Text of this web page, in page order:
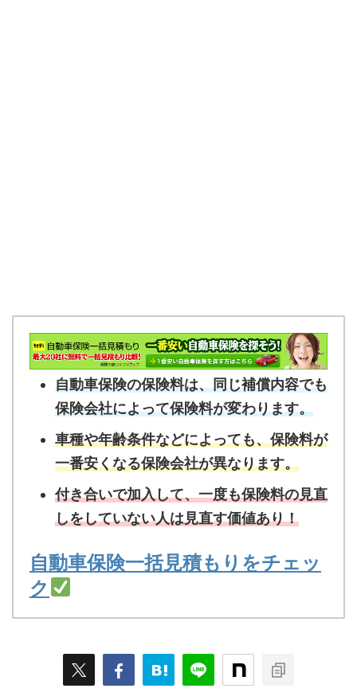
自動車保険の保険料は、同じ補償内容でも
保険会社によって保険料が変わります。
車種や年齢条件などによっても、保険料が
一番安くなる保険会社が異なります。
付き合いで加入して、一度も保険料の見直
しをしていない人は見直す価値あり！
自動車保険一括見積もりをチェッ
ク